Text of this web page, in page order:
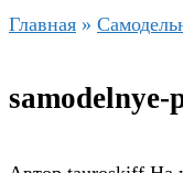
Главная »